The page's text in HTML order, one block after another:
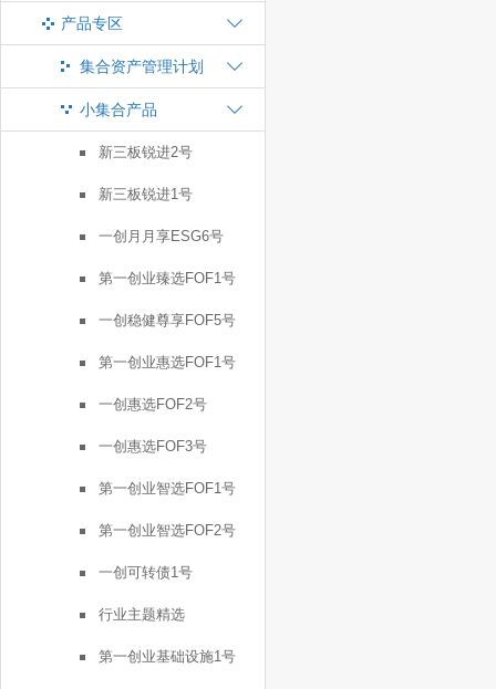
产品专区
集合资产管理计划
小集合产品
新三板锐进2号
新三板锐进1号
一创月月享ESG6号
第一创业臻选FOF1号
一创稳健尊享FOF5号
第一创业惠选FOF1号
一创惠选FOF2号
一创惠选FOF3号
第一创业智选FOF1号
第一创业智选FOF2号
一创可转债1号
行业主题精选
第一创业基础设施1号